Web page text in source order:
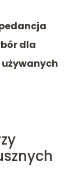
dla
używanych